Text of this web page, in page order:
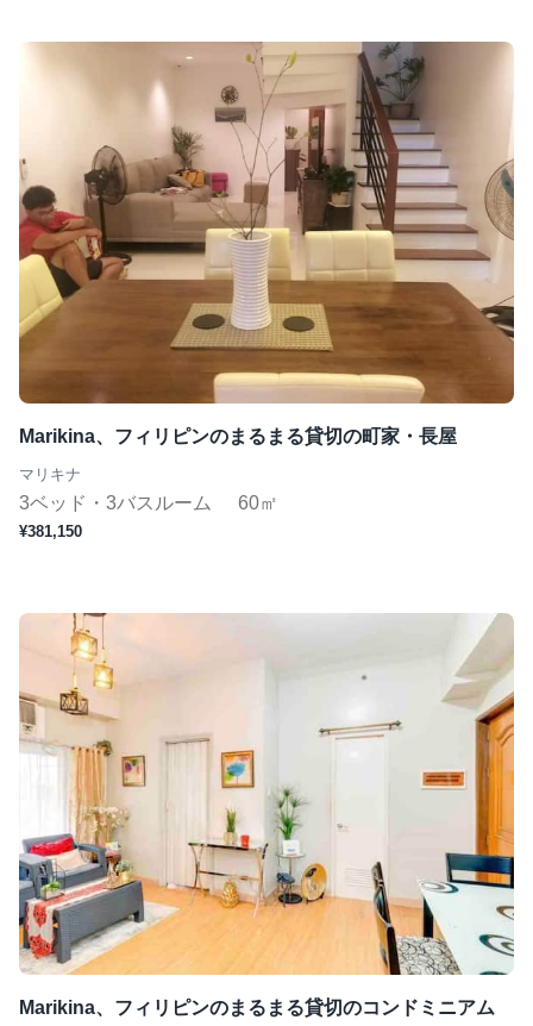
Marikina、フィリピンのまるまる貸切の町家・長屋
マリキナ
3ベッド・3バスルーム 60㎡
¥381,150
Marikina、フィリピンのまるまる貸切のコンドミニアム